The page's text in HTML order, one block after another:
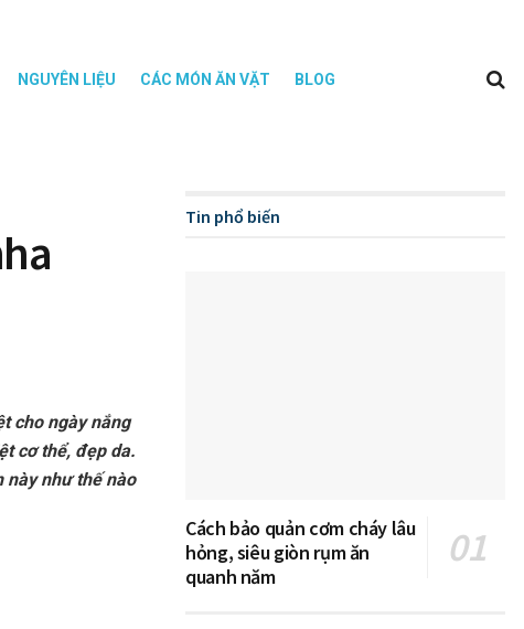
NGUYÊN LIỆU CÁC MÓN ĂN VẶT BLOG
cho ngày nắng
cơ thể, đẹp da.
này như thế nào
Tin phổ biến
Cách bảo quản cơm cháy lâu
hỏng, siêu giòn rụm ăn
quanh năm